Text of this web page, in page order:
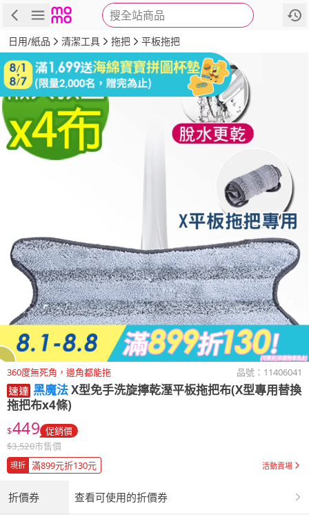
搜全站商品
商品 評價 詳情
日用/紙品 清潔工具 拖把 平板拖把
360度無死角，邊角都能拖 品號： 11406041
黑魔法X型免手洗旋擰乾溼平板拖把布(X型專用替換
拖把布x4條)
$449 促銷價
$3,520市售價
現折 滿899元折130元 活動賣場
折價券 查看可使用的折價券